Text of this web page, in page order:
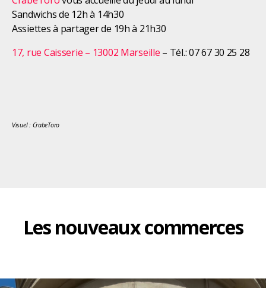
Sandwichs de 12h à 14h30
Assiettes à partager de 19h à 21h30
17, rue Caisserie – 13002 Marseille – Tél.: 07 67 30 25 28
Visuel : CrabeToro
Les nouveaux commerces